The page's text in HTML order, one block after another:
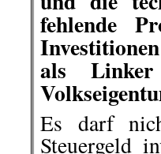
fehlende
als
Es darf
Steuergeld